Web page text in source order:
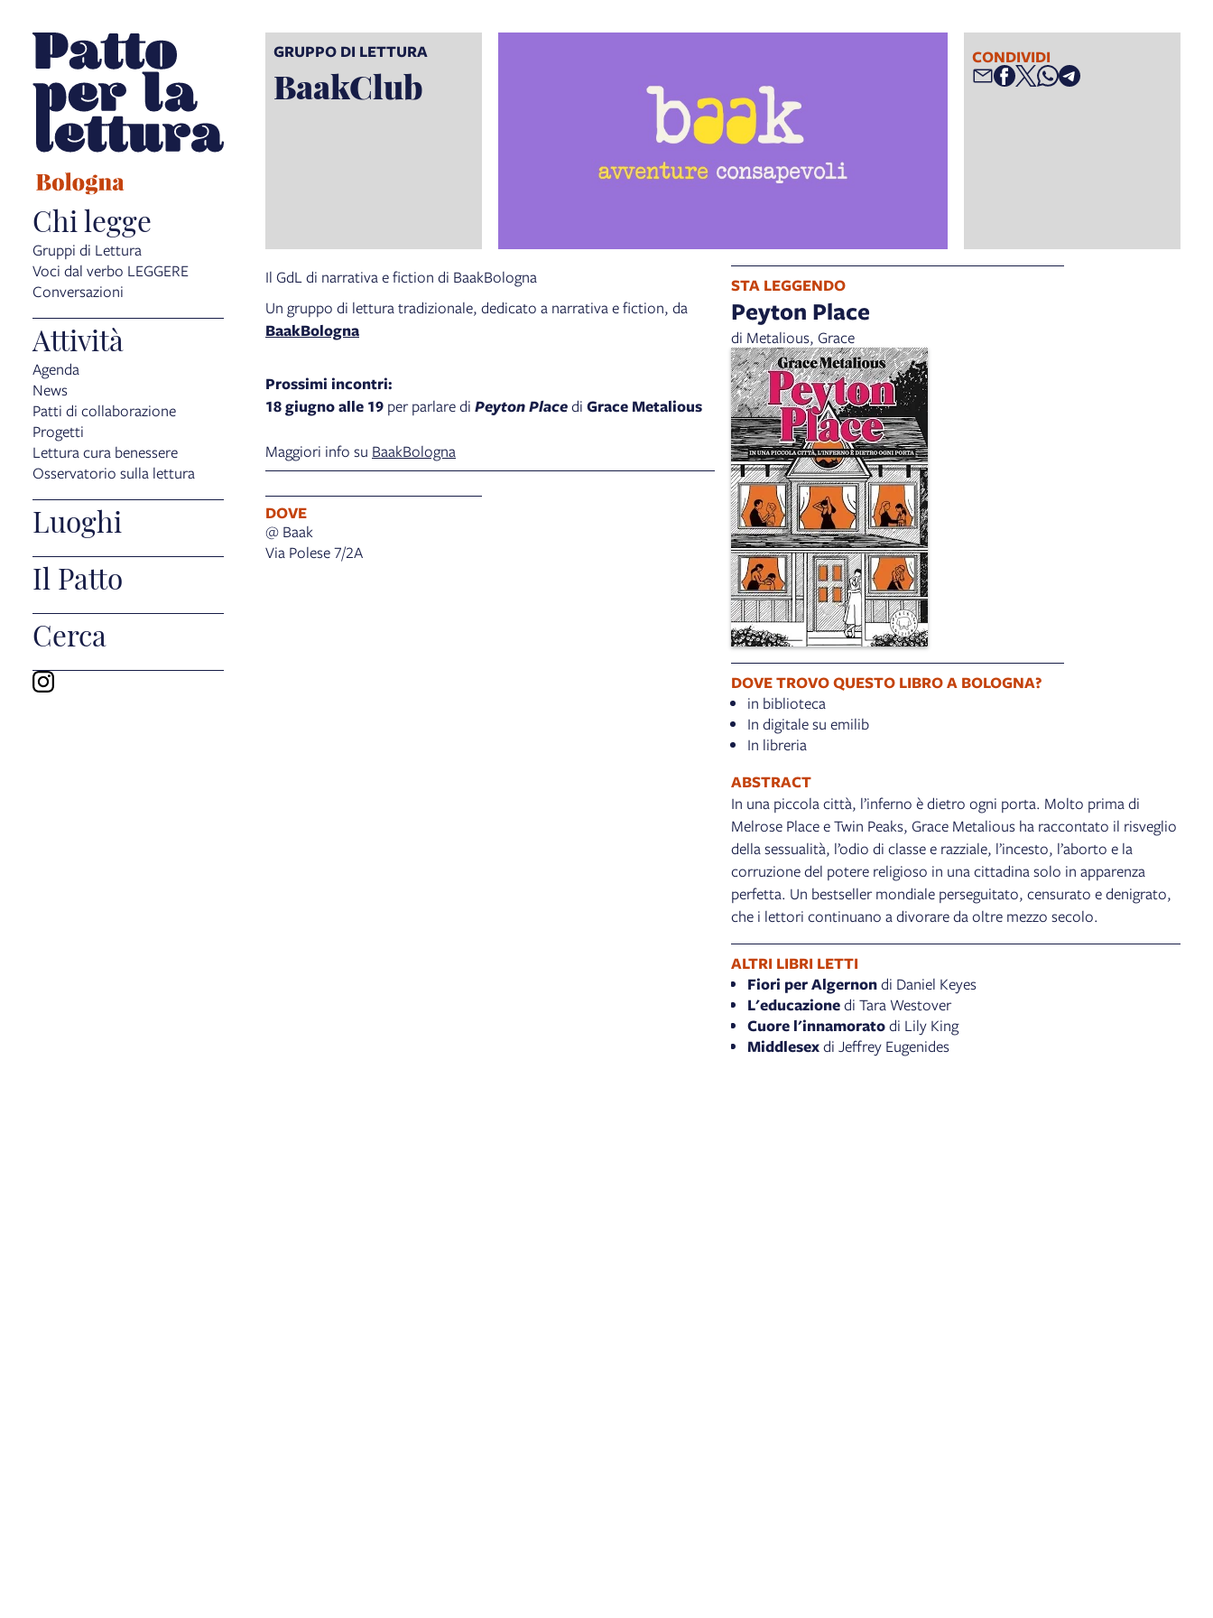
Chi legge
Gruppi di Lettura
Voci dal verbo LEGGERE
Conversazioni
Attività
Agenda
News
Patti di collaborazione
Progetti
Lettura cura benessere
Osservatorio sulla lettura
Luoghi
Il Patto
Cerca
GRUPPO DI LETTURA
BaakClub
CONDIVIDI
Il GdL di narrativa e fiction di BaakBologna
Un gruppo di lettura tradizionale, dedicato a narrativa e fiction, da
BaakBologna
Prossimi incontri:
18 giugno alle 19 per parlare di Peyton Placedi Grace Metalious
Maggiori info su BaakBologna
DOVE
@ Baak
Via Polese 7/2A
STA LEGGENDO
Peyton Place
di Metalious, Grace
DOVE TROVO QUESTO LIBRO A BOLOGNA?
in biblioteca
In digitale su emilib
In libreria
ABSTRACT
In una piccola città, l’inferno è dietro ogni porta. Molto prima di
Melrose Place e Twin Peaks, Grace Metalious ha raccontato il risveglio
della sessualità, l’odio di classe e razziale, l’incesto, l’aborto e la
corruzione del potere religioso in una cittadina solo in apparenza
perfetta. Un bestseller mondiale perseguitato, censurato e denigrato,
che i lettori continuano a divorare da oltre mezzo secolo.
ALTRI LIBRI LETTI
Fiori per Algernondi Daniel Keyes
L'educazionedi Tara Westover
Cuore l'innamoratodi Lily King
Middlesexdi Jeffrey Eugenides